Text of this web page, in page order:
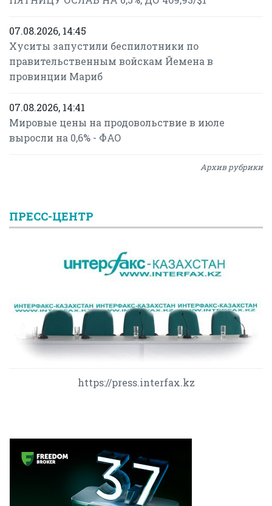
07.08.2026, 14:45
Хуситы запустили беспилотники по
правительственным войскам Йемена в
провинции Мариб
07.08.2026, 14:41
Мировые цены на продовольствие в июле
выросли на 0,6% - ФАО
Архив рубрики
ПРЕСС-ЦЕНТР
https://press.interfax.kz